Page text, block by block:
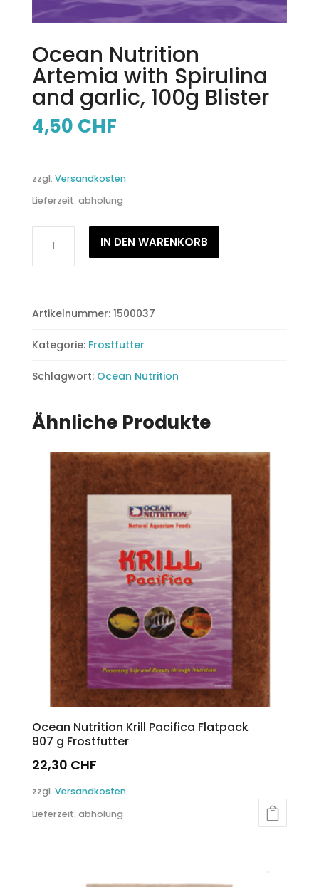
Ocean Nutrition
Artemia with Spirulina
and garlic, 100g Blister
4,50 CHF
zzgl. Versandkosten
Lieferzeit: abholung
Nutrition
Artemia
and
100g
Menge
IN DEN WARENKORB
Artikelnummer: 1500037
Kategorie: Frostfutter
Schlagwort: Ocean Nutrition
Ähnliche Produkte
Ocean Nutrition Krill Pacifica Flatpack
907 g Frostfutter
22,30 CHF
zzgl. Versandkosten
Lieferzeit: abholung